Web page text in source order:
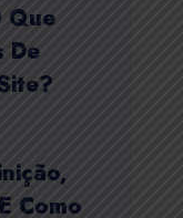
Que
De
Como